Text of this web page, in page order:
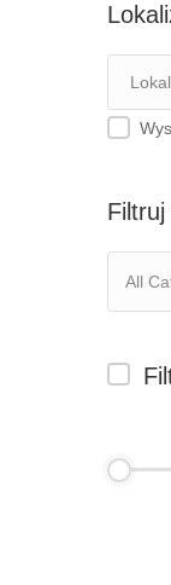
Filtruj